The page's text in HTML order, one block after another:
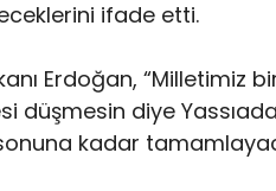
ifade etti.
Erdoğan, “Milletimiz
düşmesin diye
kadar